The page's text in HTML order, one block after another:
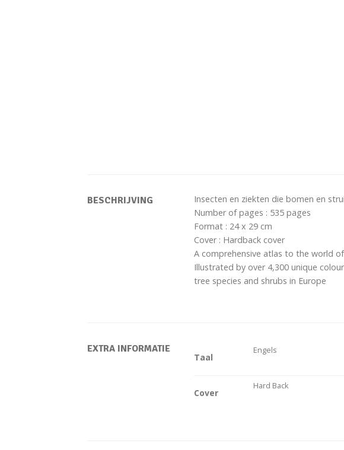
BESCHRIJVING
Insecten en ziekten die bomen en
Number of pages : 535 pages
Format : 24 x 29 cm
Cover : Hardback cover
A comprehensive atlas to the world
Illustrated by over 4,300 unique
tree species and shrubs in Europe
EXTRA INFORMATIE
Taal
Engels
Cover
Hard Back